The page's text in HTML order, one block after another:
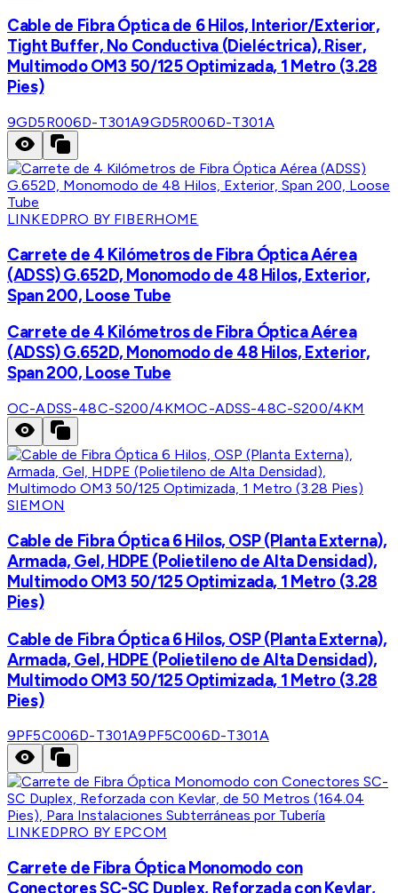
Cable de Fibra Óptica de 6 Hilos, Interior/Exterior,
Tight Buffer, No Conductiva (Dieléctrica), Riser,
Multimodo OM3 50/125 Optimizada, 1 Metro (3.28
Pies)
9GD5R006D-T301A9GD5R006D-T301A
LINKEDPRO BY FIBERHOME
Carrete de 4 Kilómetros de Fibra Óptica Aérea
(ADSS) G.652D, Monomodo de 48 Hilos, Exterior,
Span 200, Loose Tube
Carrete de 4 Kilómetros de Fibra Óptica Aérea
(ADSS) G.652D, Monomodo de 48 Hilos, Exterior,
Span 200, Loose Tube
OC-ADSS-48C-S200/4KMOC-ADSS-48C-S200/4KM
SIEMON
Cable de Fibra Óptica 6 Hilos, OSP (Planta Externa),
Armada, Gel, HDPE (Polietileno de Alta Densidad),
Multimodo OM3 50/125 Optimizada, 1 Metro (3.28
Pies)
Cable de Fibra Óptica 6 Hilos, OSP (Planta Externa),
Armada, Gel, HDPE (Polietileno de Alta Densidad),
Multimodo OM3 50/125 Optimizada, 1 Metro (3.28
Pies)
9PF5C006D-T301A9PF5C006D-T301A
LINKEDPRO BY EPCOM
Carrete de Fibra Óptica Monomodo con
Conectores SC-SC Duplex, Reforzada con Kevlar,